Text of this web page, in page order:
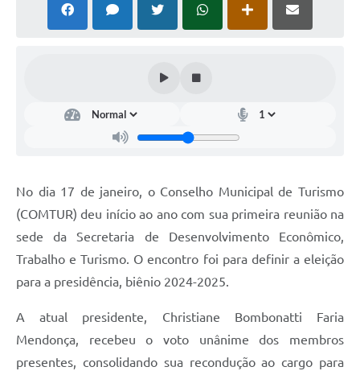
No dia 17 de janeiro, o Conselho Municipal de Turismo
(COMTUR) deu início ao ano com sua primeira reunião na
sede da Secretaria de Desenvolvimento Econômico,
Trabalho e Turismo. O encontro foi para definir a eleição
para a presidência, biênio 2024-2025.
A atual presidente, Christiane Bombonatti Faria
Mendonça, recebeu o voto unânime dos membros
presentes, consolidando sua recondução ao cargo para